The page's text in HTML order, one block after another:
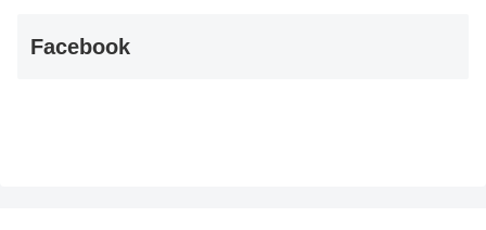
Facebook